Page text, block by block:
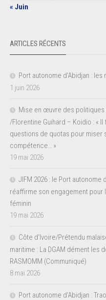
« Juin
ARTICLES RÉCENTS
Port autonome d’Abidjan :
1 juin 2026
Mise en œuvre des politiques
/Florentine Guihard – Koidio : «
questions de quotas pour miser
compétence… »
19 mai 2026
JIFM 2026 : le Port autonome
réaffirme son engagement pour
féminin
19 mai 2026
Côte d’Ivoire/Prétendu
maritime : La DGAM dément les
RASMOMM (Communiqué)
8 mai 2026
Port autonome d’Abidjan :